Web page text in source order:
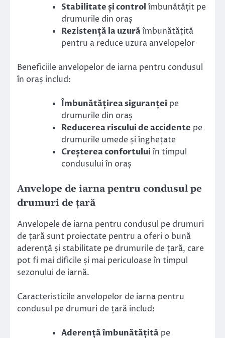
Stabilitate și controlîmbunătățit pe
drumurile din oraș
Rezistență la uzurăîmbunătățită
pentru a reduce uzura anvelopelor
Beneficiile anvelopelor de iarna pentru condusul
în oraș includ:
Îmbunătățirea siguranței pe
drumurile din oraș
Reducerea riscului de accidente pe
drumurile umede și înghețate
Creșterea confortuluiîn timpul
condusului în oraș
Anvelope de iarna pentru condusul pe
drumuri de țară
Anvelopele de iarna pentru condusul pe drumuri
de țară sunt proiectate pentru a oferi o bună
aderență și stabilitate pe drumurile de țară, care
pot fi mai dificile și mai periculoase în timpul
sezonului de iarnă.
Caracteristicile anvelopelor de iarna pentru
condusul pe drumuri de țară includ:
Aderență îmbunătățită pe